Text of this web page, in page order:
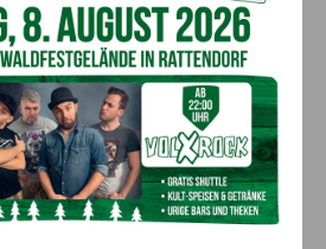
Kommando sind Walter Puntigam, Gerald
und Johannes Leitner